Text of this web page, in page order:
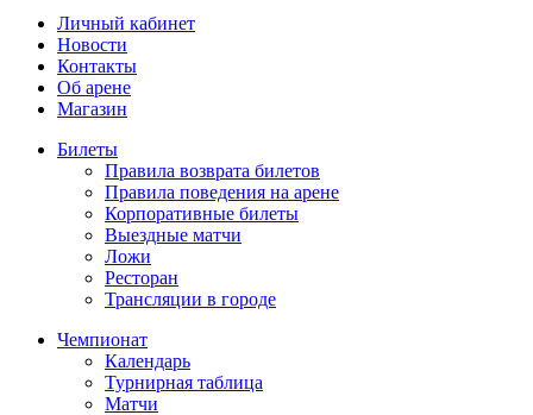
Личный кабинет
Новости
Контакты
Об арене
Магазин
Билеты
Правила возврата билетов
Правила поведения на арене
Корпоративные билеты
Выездные матчи
Ложи
Ресторан
Трансляции в городе
Чемпионат
Календарь
Турнирная таблица
Матчи